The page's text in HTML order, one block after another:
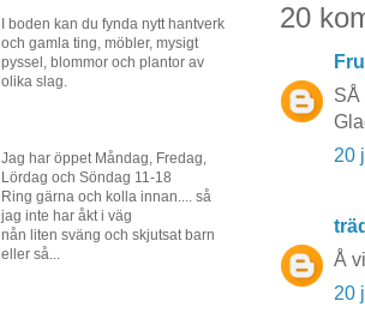
20
SÅ
20
Å
20
I boden kan du fynda nytt hantverk
och gamla ting, möbler, mysigt
pyssel, blommor och plantor av
olika slag.
Jag har öppet Måndag, Fredag,
Lördag och Söndag 11-18
Ring gärna och kolla innan.... så
jag inte har åkt i väg
nån liten sväng och skjutsat barn
eller så...